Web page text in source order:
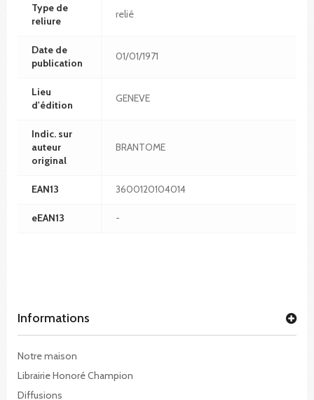
Type de
reliure
relié
Date de
publication
01/01/1971
Lieu
d'édition
GENEVE
Indic. sur
auteur
original
BRANTOME
EAN13 3600120104014
eEAN13 -
Informations
Notre maison
Librairie Honoré Champion
Diffusions